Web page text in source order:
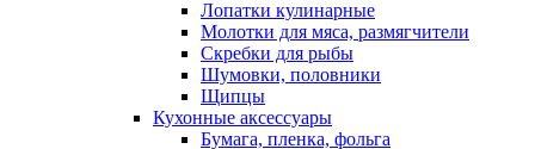
Лопатки кулинарные
Молотки для мяса, размягчители
Скребки для рыбы
Шумовки, половники
Щипцы
Кухонные аксессуары
Бумага, пленка, фольга